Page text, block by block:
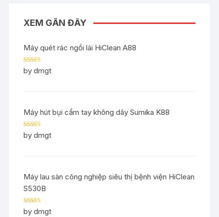
XEM GẦN ĐÂY
Máy quét rác ngồi lái HiClean A88
Rated5out
of 5
by dmgt
Máy hút bụi cầm tay không dây Sumika K88
Rated5out
of 5
by dmgt
Máy lau sàn công nghiệp siêu thị bệnh viện HiClean
S530B
Rated5out
by dmgt